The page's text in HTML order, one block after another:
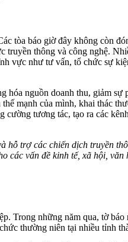
tòa báo giờ đây không còn
truyền thông và công nghệ.
vực như tư vấn, tổ chức sự
hóa nguồn doanh thu, giảm sự
mạnh của mình, khai thác
cường tương tác, tạo ra các
hỗ trợ các chiến dịch truyền
các vấn đề kinh tế, xã hội,
Trong những năm qua, tờ báo
thường niên tại nhiều tỉnh